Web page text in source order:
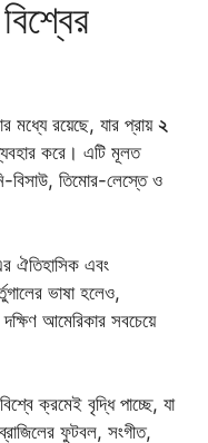
মধ্যে রয়েছে, যার প্রায় ২
করে। এটি মূলত
বিসাউ, তিমোর-লেস্তে ও
ঐতিহাসিক এবং
ভাষা হলেও,
আমেরিকার সবচেয়ে
ক্রমেই বৃদ্ধি পাচ্ছে, যা
ফুটবল, সংগীত,